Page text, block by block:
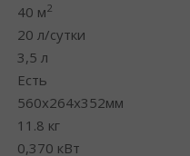
40 м2
20 л/сутки
3,5 л
Есть
560x264x352мм
11.8 кг
0,370 кВт